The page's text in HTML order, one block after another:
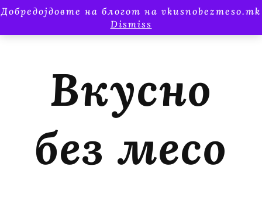
Добредојдовте на блогот на vkusnobezmeso.mk
Dismiss
Вкусно
без месо